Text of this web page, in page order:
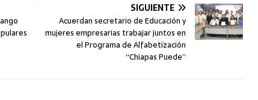
SIGUIENTE
Acuerdan secretario de Educación y
mujeres empresarias trabajar juntos en
el Programa de Alfabetización
“Chiapas Puede”